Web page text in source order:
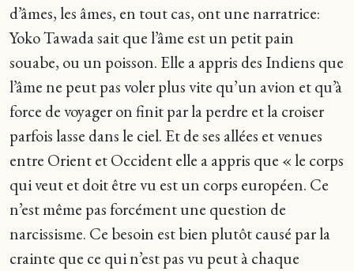
d’âmes, les âmes, en tout cas, ont une narratrice:
Yoko Tawada sait que l’âme est un petit pain
souabe, ou un poisson. Elle a appris des Indiens que
l’âme ne peut pas voler plus vite qu’un avion et qu’à
force de voyager on finit par la perdre et la croiser
parfois lasse dans le ciel. Et de ses allées et venues
entre Orient et Occident elle a appris que « le corps
qui veut et doit être vu est un corps européen. Ce
n’est même pas forcément une question de
narcissisme. Ce besoin est bien plutôt causé par la
crainte que ce qui n’est pas vu peut à chaque